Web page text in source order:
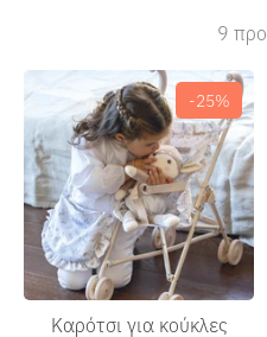
9
Καρότσι για κούκλες
-25%